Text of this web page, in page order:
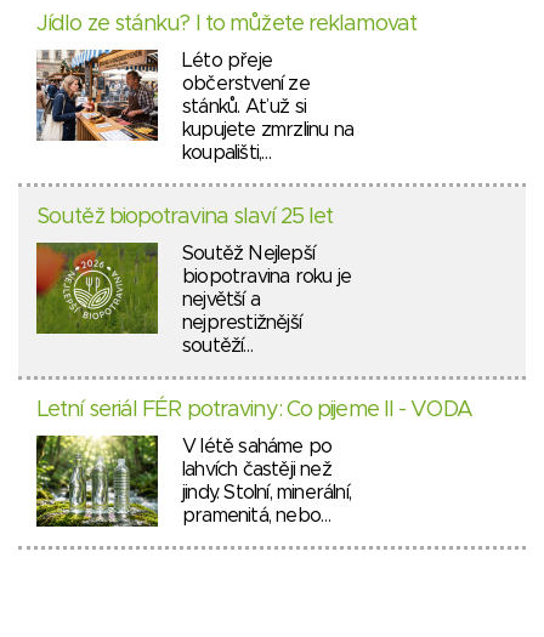
Jídlo ze stánku? I to můžete reklamovat
Léto přeje
občerstvení ze
stánků. Ať už si
kupujete zmrzlinu na
koupališti,…
Soutěž biopotravina slaví 25 let
Soutěž Nejlepší
biopotravina roku je
největší a
nejprestižnější
soutěží…
Letní seriál FÉR potraviny: Co pijeme II - VODA
V létě saháme po
lahvích častěji než
jindy. Stolní, minerální,
pramenitá, nebo…